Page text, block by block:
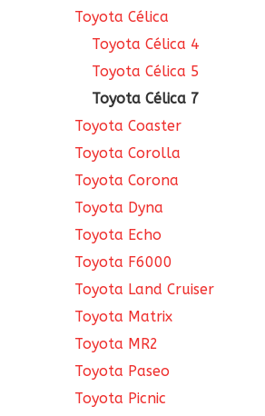
Toyota Célica
Toyota Célica 4
Toyota Célica 5
Toyota Célica 7
Toyota Coaster
Toyota Corolla
Toyota Corona
Toyota Dyna
Toyota Echo
Toyota F6000
Toyota Land Cruiser
Toyota Matrix
Toyota MR2
Toyota Paseo
Toyota Picnic